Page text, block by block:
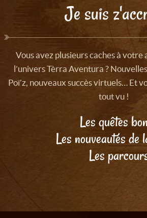
Je suis
Vous avez plusieurs caches à votre
l’univers Tèrra Aventura ?
Poï’z, nouveaux succès virtuels… Et
tout vu !
Les quêtes
Les nouveautés de
Les